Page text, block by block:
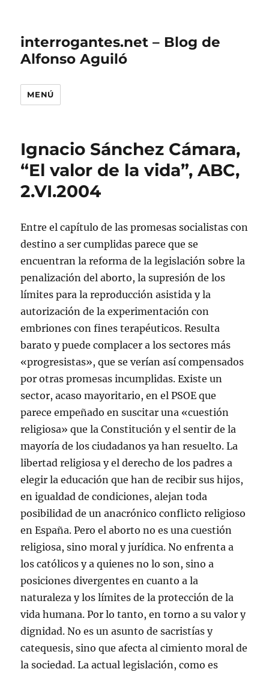
interrogantes.net – Blog de
Alfonso Aguiló
MENÚ
Ignacio Sánchez Cámara,
“El valor de la vida”, ABC,
2.VI.2004
Entre el capítulo de las promesas socialistas con
destino a ser cumplidas parece que se
encuentran la reforma de la legislación sobre la
penalización del aborto, la supresión de los
límites para la reproducción asistida y la
autorización de la experimentación con
embriones con fines terapéuticos. Resulta
barato y puede complacer a los sectores más
«progresistas», que se verían así compensados
por otras promesas incumplidas. Existe un
sector, acaso mayoritario, en el PSOE que
parece empeñado en suscitar una «cuestión
religiosa» que la Constitución y el sentir de la
mayoría de los ciudadanos ya han resuelto. La
libertad religiosa y el derecho de los padres a
elegir la educación que han de recibir sus hijos,
en igualdad de condiciones, alejan toda
posibilidad de un anacrónico conflicto religioso
en España. Pero el aborto no es una cuestión
religiosa, sino moral y jurídica. No enfrenta a
los católicos y a quienes no lo son, sino a
posiciones divergentes en cuanto a la
naturaleza y los límites de la protección de la
vida humana. Por lo tanto, en torno a su valor y
dignidad. No es un asunto de sacristías y
catequesis, sino que afecta al cimiento moral de
la sociedad. La actual legislación, como es